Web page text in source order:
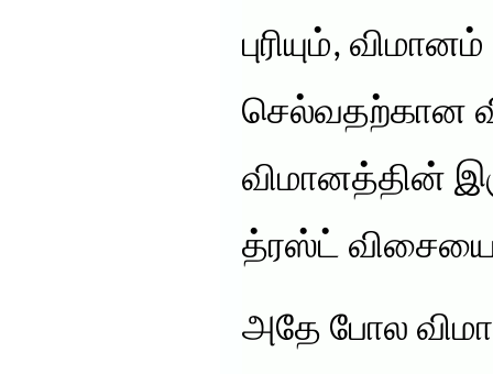
புரியும்,
செல்வதற்கான
விமானத்தின்
த்ரஸ்ட்
அதே போல